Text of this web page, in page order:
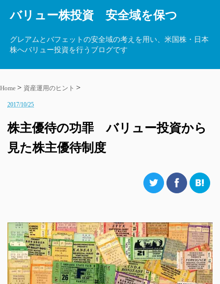
バリュー株投資 安全域を保つ
グレアムとバフェットの安全域の考えを用い、米国株・日本
株へバリュー投資を行うブログです
Home 資産運用のヒント
2017/10/25
株主優待の功罪 バリュー投資から
見た株主優待制度